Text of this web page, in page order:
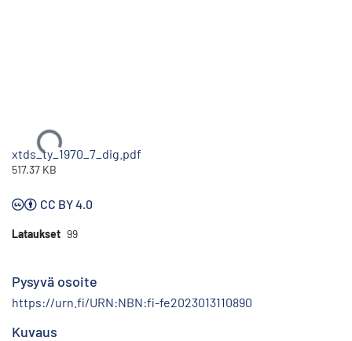
Ladataan...
xtds_ty_1970_7_dig.pdf
517.37 KB
CC BY 4.0
Lataukset 99
Pysyvä osoite
https://urn.fi/URN:NBN:fi-fe2023013110890
Kuvaus